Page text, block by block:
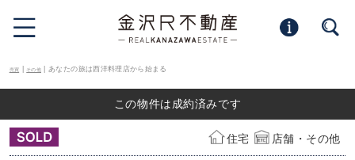
売買 |その他 | あなたの旅は西洋料理店から始まる
この物件は成約済みです
住宅 店舗・その他